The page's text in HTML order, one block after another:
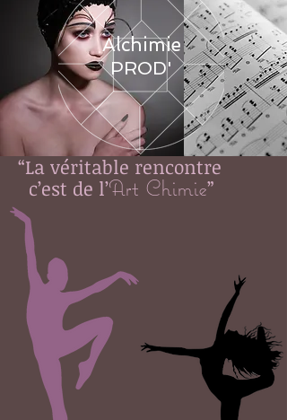
Alchimie
PROD'
“La véritable rencontre
c’est de l’Art Chimie”